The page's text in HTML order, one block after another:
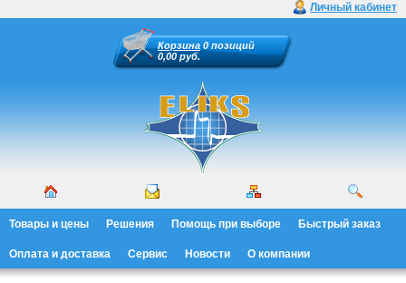
Личный кабинет
Корзина 0 позиций
0,00 руб.
Товары и цены Решения Помощь при выборе Быстрый заказ
Оплата и доставка Сервис Новости О компании